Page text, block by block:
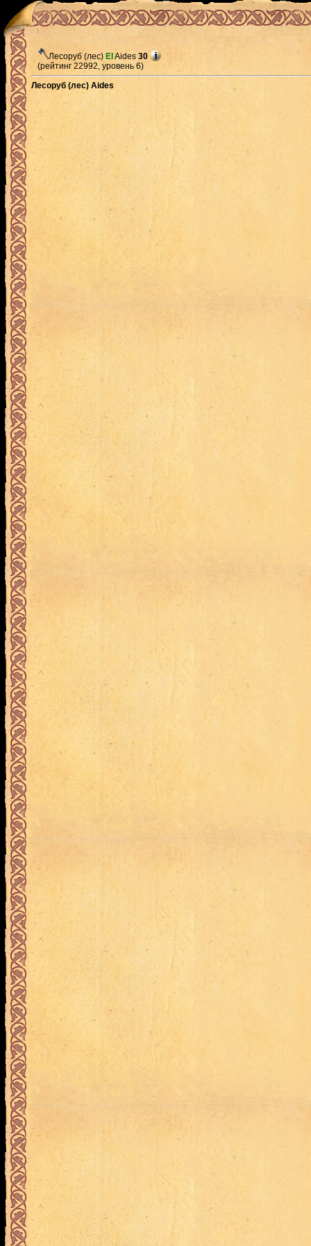
Лесоруб (лес) El Aides 30
(рейтинг 22992, уровень 6)
Лесоруб (лес) Aides